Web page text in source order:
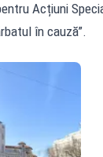
Acțiuni
în cauză”.